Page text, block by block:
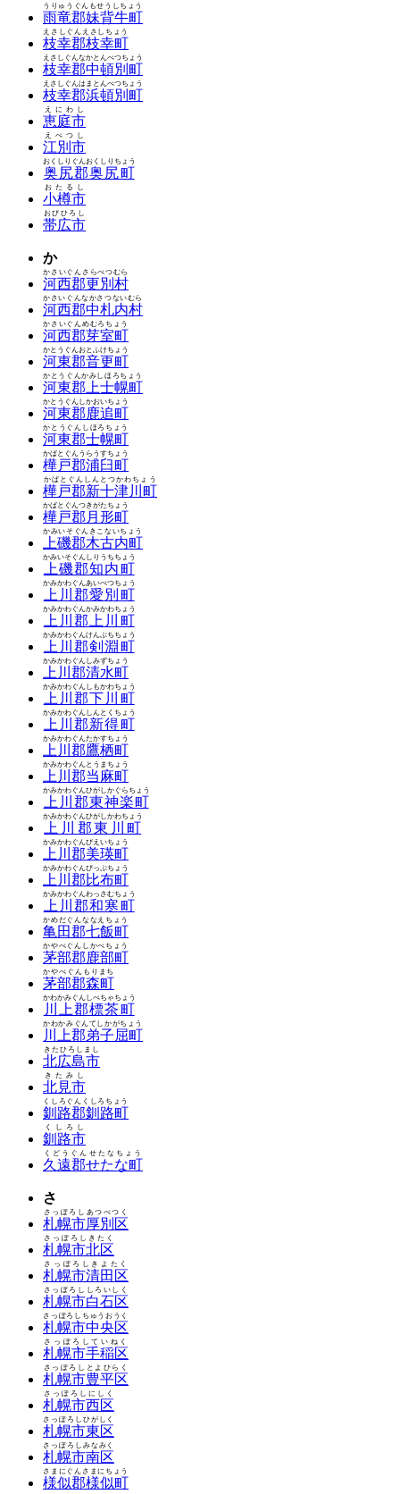
雨竜郡妹背牛町
うりゅうぐんもせうしちょう
枝幸郡枝幸町
えさしぐんえさしちょう
枝幸郡中頓別町
えさしぐんなかとんべつちょう
枝幸郡浜頓別町
えさしぐんはまとんべつちょう
恵庭市
えにわし
江別市
えべつし
奥尻郡奥尻町
おくしりぐんおくしりちょう
小樽市
おたるし
帯広市
おびひろし
か
河西郡更別村
かさいぐんさらべつむら
河西郡中札内村
かさいぐんなかさつないむら
河西郡芽室町
かさいぐんめむろちょう
河東郡音更町
かとうぐんおとふけちょう
河東郡上士幌町
かとうぐんかみしほろちょう
河東郡鹿追町
かとうぐんしかおいちょう
河東郡士幌町
かとうぐんしほろちょう
樺戸郡浦臼町
かばとぐんうらうすちょう
樺戸郡新十津川町
かばとぐんしんとつかわちょう
樺戸郡月形町
かばとぐんつきがたちょう
上磯郡木古内町
かみいそぐんきこないちょう
上磯郡知内町
かみいそぐんしりうちちょう
上川郡愛別町
かみかわぐんあいべつちょう
上川郡上川町
かみかわぐんかみかわちょう
上川郡剣淵町
かみかわぐんけんぶちちょう
上川郡清水町
かみかわぐんしみずちょう
上川郡下川町
かみかわぐんしもかわちょう
上川郡新得町
かみかわぐんしんとくちょう
上川郡鷹栖町
かみかわぐんたかすちょう
上川郡当麻町
かみかわぐんとうまちょう
上川郡東神楽町
かみかわぐんひがしかぐらちょう
上川郡東川町
かみかわぐんひがしかわちょう
上川郡美瑛町
かみかわぐんびえいちょう
上川郡比布町
かみかわぐんぴっぷちょう
上川郡和寒町
かみかわぐんわっさむちょう
亀田郡七飯町
かめだぐんななえちょう
茅部郡鹿部町
かやべぐんしかべちょう
茅部郡森町
かやべぐんもりまち
川上郡標茶町
かわかみぐんしべちゃちょう
川上郡弟子屈町
かわかみぐんてしかがちょう
北広島市
きたひろしまし
北見市
きたみし
釧路郡釧路町
くしろぐんくしろちょう
釧路市
くしろし
久遠郡せたな町
くどうぐんせたなちょう
さ
札幌市厚別区
さっぽろしあつべつく
札幌市北区
さっぽろしきたく
札幌市清田区
さっぽろしきよたく
札幌市白石区
さっぽろししろいしく
札幌市中央区
さっぽろしちゅうおうく
札幌市手稲区
さっぽろしていねく
札幌市豊平区
さっぽろしとよひらく
札幌市西区
さっぽろしにしく
札幌市東区
さっぽろしひがしく
札幌市南区
さっぽろしみなみく
様似郡様似町
さまにぐんさまにちょう